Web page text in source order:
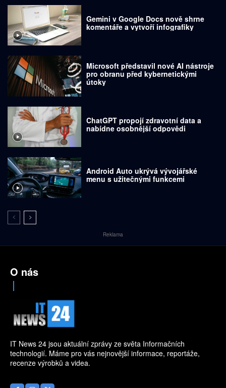
Gemini v Google Docs nově shrne
komentáře a vytvoří infografiky
Microsoft představil nové AI nástroje
pro obranu před kybernetickými
útoky
ChatGPT propojí zdravotní data a
nabídne osobnější odpovědi
Android Auto ukrývá vývojářské
menu s užitečnými funkcemi
Reklama
O nás
IT News 24 jsou aktuální zprávy ze světa Informačních
technologií. Máme pro vás nejnovější informace, reportáže,
recenze výrobků a videa.